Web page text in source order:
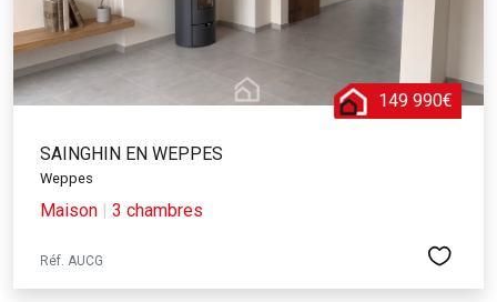
149 990€
SAINGHIN EN WEPPES
Weppes
Maison | 3 chambres
Réf. AUCG